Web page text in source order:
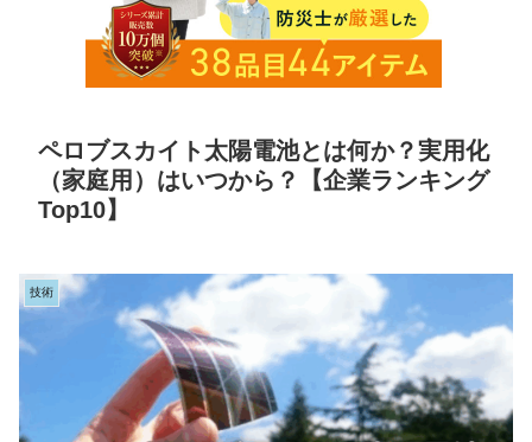
ペロブスカイト太陽電池とは何か？実用化
（家庭用）はいつから？【企業ランキング
Top10】
技術